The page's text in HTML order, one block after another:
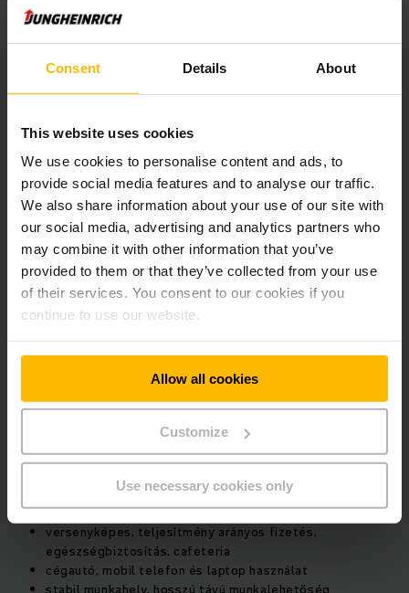
Consent Details About
This website uses cookies
We use cookies to personalise content and ads, to
provide social media features and to analyse our traffic.
We also share information about your use of our site with
our social media, advertising and analytics partners who
may combine it with other information that you’ve
provided to them or that they’ve collected from your use
of their services. You consent to our cookies if you
continue to use our website.
Allow all cookies
Customize
Use necessary cookies only
Elvárások:
műszaki közép- vagy felsőfokú végzettség
tárgyalóképes angol nyelvtudás (német nyelvismeret
jó prezentációs készség
gyors helyzetfelismerő és reakciós képesség, önálló
döntésképesség
dinamikus, agilis személyiség
magabiztos, kulturált fellépés
napi utazási hajlandóság
Előny:
villamosmérnöki, gépészmérnöki végzettség
projektmenedzsment területén szerzett tapasztalat
SAP ismeret
jártasság energiahatékonysági területen
versenyképes, teljesítmény arányos fizetés,
egészségbiztosítás, cafeteria
cégautó, mobil telefon és laptop használat